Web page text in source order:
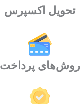
تحویل اکسپرس
روش‌های پرداخت